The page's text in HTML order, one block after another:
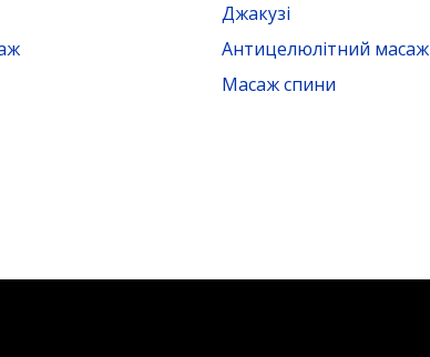
Джакузі
Антицелюлітний масаж
Масаж спини